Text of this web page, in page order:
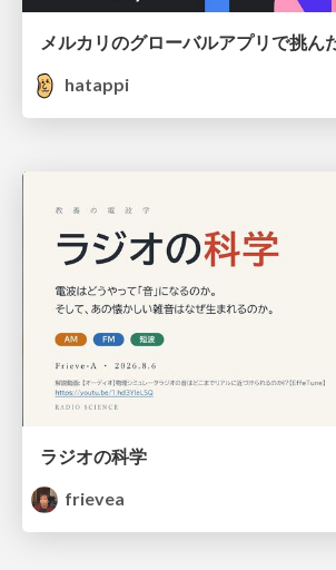
hatappi
ラジオの科学
frievea